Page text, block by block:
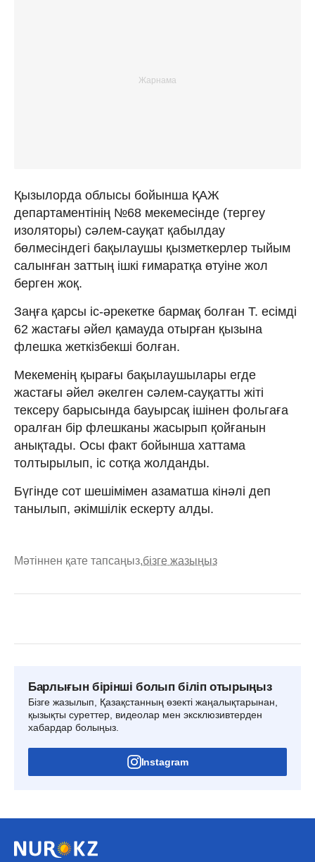
Қызылорда облысы бойынша ҚАЖ
департаментінің №68 мекемесінде (тергеу
изоляторы) сәлем-сауқат қабылдау
бөлмесіндегі бақылаушы қызметкерлер тыйым
салынған заттың ішкі ғимаратқа өтуіне жол
берген жоқ.
Заңға қарсы іс-әрекетке бармақ болған Т. есімді
62 жастағы әйел қамауда отырған қызына
флешка жеткізбекші болған.
Мекеменің қырағы бақылаушылары егде
жастағы әйел әкелген сәлем-сауқатты жіті
тексеру барысында бауырсақ ішінен фольгаға
оралған бір флешканы жасырып қойғанын
анықтады. Осы факт бойынша хаттама
толтырылып, іс сотқа жолданды.
Бүгінде сот шешімімен азаматша кінәлі деп
танылып, әкімшілік ескерту алды.
Мәтіннен қате тапсаңыз,бізге жазыңыз
Барлығын бірінші болып біліп отырыңыз
Бізге жазылып, Қазақстанның өзекті жаңалықтарынан,
қызықты суреттер, видеолар мен эксклюзивтерден
хабардар болыңыз.
Instagram